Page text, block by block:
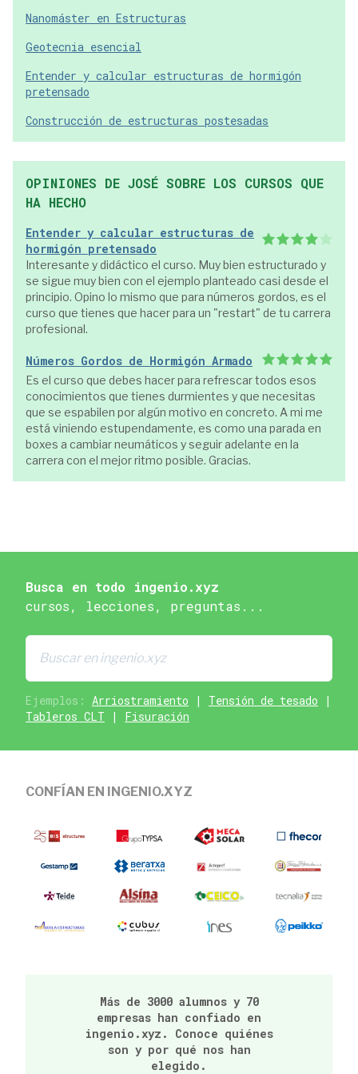
Nanomáster en Estructuras
Geotecnia esencial
Entender y calcular estructuras de hormigón
pretensado
Construcción de estructuras postesadas
OPINIONES DE JOSÉ SOBRE LOS CURSOS QUE
HA HECHO
Entender y calcular estructuras de
hormigón pretensado
Interesante y didáctico el curso. Muy bien estructurado y
se sigue muy bien con el ejemplo planteado casi desde el
principio. Opino lo mismo que para números gordos, es el
curso que tienes que hacer para un "restart" de tu carrera
profesional.
Números Gordos de Hormigón Armado
Es el curso que debes hacer para refrescar todos esos
conocimientos que tienes durmientes y que necesitas
que se espabilen por algún motivo en concreto. A mi me
está viniendo estupendamente, es como una parada en
boxes a cambiar neumáticos y seguir adelante en la
carrera con el mejor ritmo posible. Gracias.
Busca en todo ingenio.xyz
cursos, lecciones, preguntas...
Ejemplos: Arriostramiento | Tensión de tesado |
Tableros CLT | Fisuración
CONFÍAN EN INGENIO.XYZ
Más de 3000 alumnos y 70
empresas han confiado en
ingenio.xyz. Conoce quiénes
son y por qué nos han
elegido.